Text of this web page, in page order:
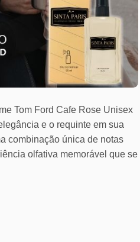
Tom Ford Cafe Rose Unisex
e o requinte em sua
combinação única de notas
olfativa memorável que se